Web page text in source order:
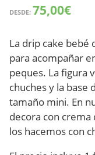
DESDE: 75,00€
La drip cake bebé
para acompañar
peques. La figura
chuches y la base
tamaño mini. En
decora con crema
los hacemos con